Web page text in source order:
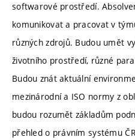
softwarové prostředí.
komunikovat a pracovat v
různých zdrojů. Budou umět
životního prostředí, různé
Budou znát aktuální
mezinárodní a ISO normy z
budou rozumět základům
přehled o právním systému